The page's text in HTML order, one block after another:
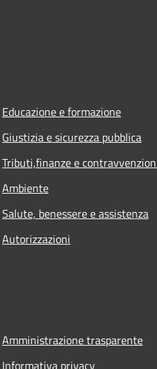
Educazione e formazione
Giustizia e sicurezza pubblica
Tributi,finanze e
Ambiente
Salute, benessere e assistenza
Autorizzazioni
Amministrazione trasparente